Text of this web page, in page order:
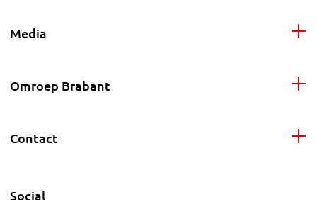
Media
Omroep Brabant
Contact
Social